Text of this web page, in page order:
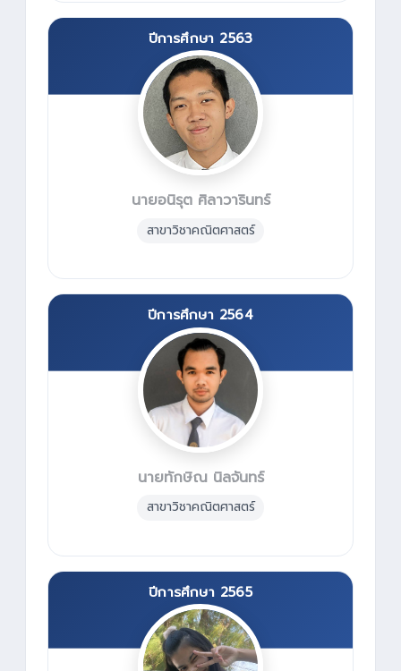
ปีการศึกษา 2563
นายอนิรุต ศิลาวารินทร์
สาขาวิชาคณิตศาสตร์
ปีการศึกษา 2564
นายทักษิณ นิลจันทร์
สาขาวิชาคณิตศาสตร์
ปีการศึกษา 2565